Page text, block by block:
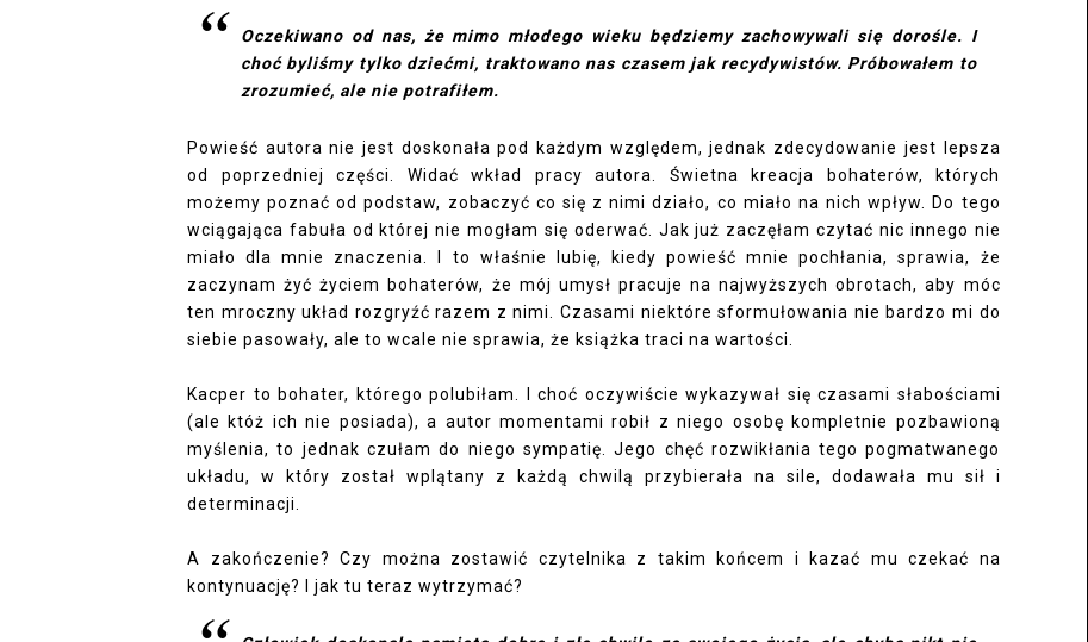
Oczekiwano od nas, że mimo młodego wieku będziemy zachowywali się dorośle. I
choć byliśmy tylko dziećmi, traktowano nas czasem jak recydywistów. Próbowałem to
zrozumieć, ale nie potrafiłem.
Powieść autora nie jest doskonała pod każdym względem, jednak zdecydowanie jest lepsza
od poprzedniej części. Widać wkład pracy autora. Świetna kreacja bohaterów, których
możemy poznać od podstaw, zobaczyć co się z nimi działo, co miało na nich wpływ. Do tego
wciągająca fabuła od której nie mogłam się oderwać. Jak już zaczęłam czytać nic innego nie
miało dla mnie znaczenia. I to właśnie lubię, kiedy powieść mnie pochłania, sprawia, że
zaczynam żyć życiem bohaterów, że mój umysł pracuje na najwyższych obrotach, aby móc
ten mroczny układ rozgryźć razem z nimi. Czasami niektóre sformułowania nie bardzo mi do
siebie pasowały, ale to wcale nie sprawia, że książka traci na wartości.
Kacper to bohater, którego polubiłam. I choć oczywiście wykazywał się czasami słabościami
(ale któż ich nie posiada), a autor momentami robił z niego osobę kompletnie pozbawioną
myślenia, to jednak czułam do niego sympatię. Jego chęć rozwikłania tego pogmatwanego
układu, w który został wplątany z każdą chwilą przybierała na sile, dodawała mu sił i
determinacji.
A zakończenie? Czy można zostawić czytelnika z takim końcem i kazać mu czekać na
kontynuację? I jak tu teraz wytrzymać?